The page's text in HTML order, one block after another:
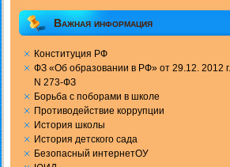
Важная информация
Конституция РФ
ФЗ «Об образовании в РФ» от 29.12. 2012 г.
N 273-ФЗ
Борьба с поборами в школе
Противодействие коррупции
История школы
История детского сада
Безопасный интернетОУ